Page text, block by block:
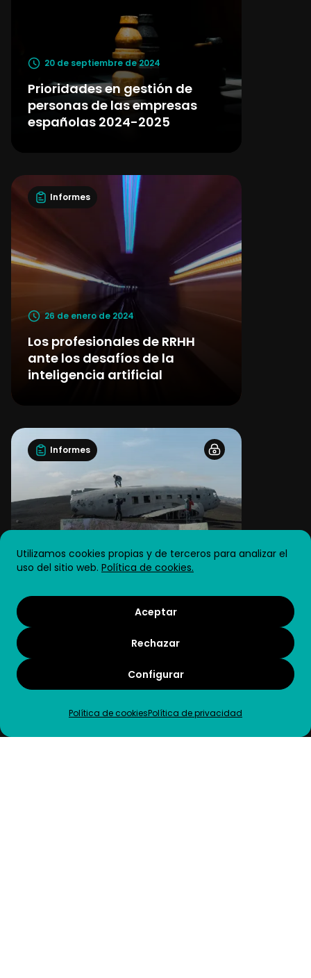
Utilizamos cookies propias y de terceros para analizar el
uso del sitio web. Política de cookies.
Aceptar
Rechazar
Configurar
Política de cookiesPolítica de privacidad
20 de septiembre de 2024
Prioridades en gestión de
personas de las empresas
españolas 2024-2025
Informes
26 de enero de 2024
Los profesionales de RRHH
ante los desafíos de la
inteligencia artificial
Informes
Prioridades estratégicas en
gestión de personas 2023-24